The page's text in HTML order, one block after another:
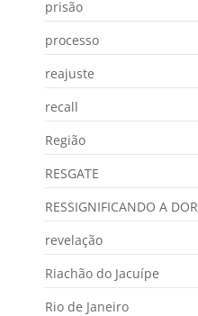
prisão
processo
reajuste
recall
Região
RESGATE
RESSIGNIFICANDO A DOR
revelação
Riachão do Jacuípe
Rio de Janeiro